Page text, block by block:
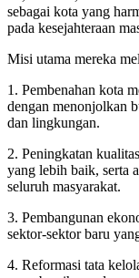
sebagai kota yang
pada kesejahteraan
Misi utama mereka
1. Pembenahan kota
dengan menonjolkan
dan lingkungan.
2. Peningkatan
yang lebih baik, serta
seluruh masyarakat.
3. Pembangunan
sektor-sektor baru
4. Reformasi tata